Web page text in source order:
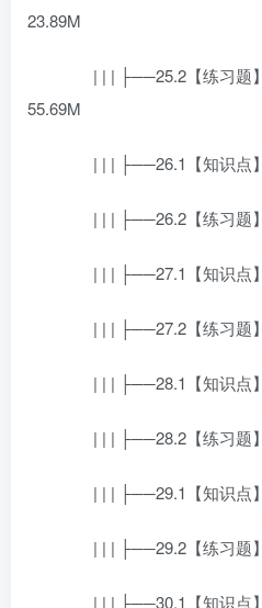
23.89M
| | | ├──25.2【练习题】
55.69M
| | | ├──26.1【知识点】
| | | ├──26.2【练习题】
| | | ├──27.1【知识点】
| | | ├──27.2【练习题】
| | | ├──28.1【知识点】
| | | ├──28.2【练习题】
| | | ├──29.1【知识点】
| | | ├──29.2【练习题】
| | | ├──30.1【知识点】